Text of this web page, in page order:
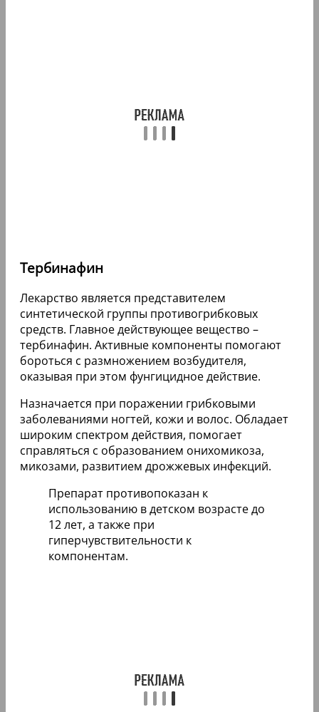
Тербинафин
Лекарство является представителем
синтетической группы противогрибковых
средств. Главное действующее вещество –
тербинафин. Активные компоненты помогают
бороться с размножением возбудителя,
оказывая при этом фунгицидное действие.
Назначается при поражении грибковыми
заболеваниями ногтей, кожи и волос. Обладает
широким спектром действия, помогает
справляться с образованием онихомикоза,
микозами, развитием дрожжевых инфекций.
Препарат противопоказан к
использованию в детском возрасте до
12 лет, а также при
гиперчувствительности к
компонентам.